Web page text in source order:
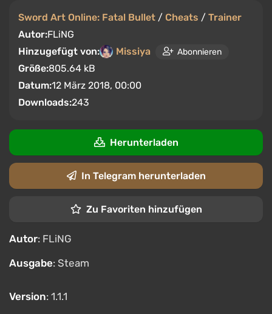
Sword Art Online: Fatal Bullet / Cheats / Trainer
Autor:FLiNG
Hinzugefügt von:
Missiya Abonnieren
Größe:805.64 kB
Datum:12 März 2018, 00:00
Downloads:243
Herunterladen
In Telegram herunterladen
Zu Favoriten hinzufügen
Autor: FLiNG
Ausgabe: Steam
Version: 1.1.1